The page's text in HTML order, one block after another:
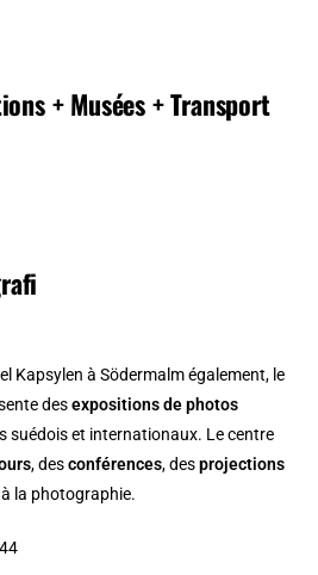
+ Musées + Transport
Kapsylen à Södermalm également, le
desexpositions de photos
suédois et internationaux. Le centre
, desconférences, desprojections
la photographie.